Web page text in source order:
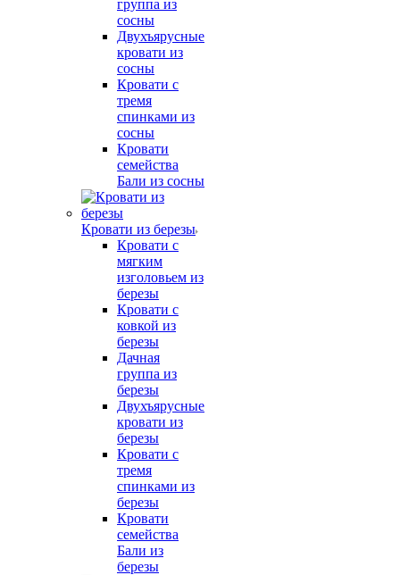
группа из
сосны
Двухъярусные
кровати из
сосны
Кровати с
тремя
спинками из
сосны
Кровати
семейства
Бали из сосны
Кровати из березы
Кровати с
мягким
изголовьем из
березы
Кровати с
ковкой из
березы
Дачная
группа из
березы
Двухъярусные
кровати из
березы
Кровати с
тремя
спинками из
березы
Кровати
семейства
Бали из
березы